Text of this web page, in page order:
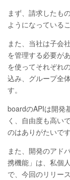
まず、請求したも
ようになっているこ
また、当社は子会
を管理する必要が
を使ってそれぞれ
込み、グループ全
す。
boardのAPIは開発
く、自由度も高い
のはありがたいです
また、開発のアド
携機能」は、私個
で、今回のリリー